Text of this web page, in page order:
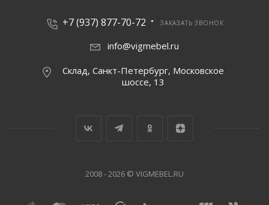
+7 (937) 877-70-72 ЗАКАЗАТЬ ЗВОНОК
info@vigmebel.ru
Склад, Санкт-Петербург, Московское
шоссе, 13
2008 - 2026 © VIGMEBEL.RU